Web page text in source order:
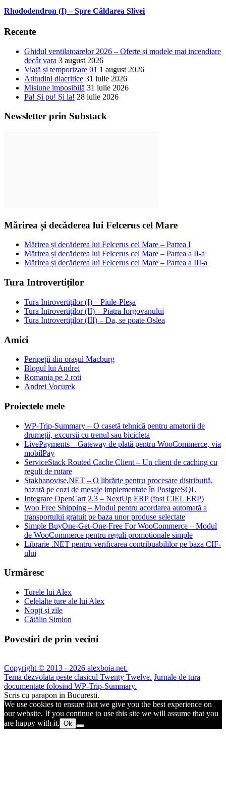
Rhododendron (I) – Spre Căldarea Slivei
Recente
Ghidul ventilatoarelor 2026 – Oferte și modele mai incendiare
decât vara 3 august 2026
Viață și temporizare 01 1 august 2026
Atitudini diacritice 31 iulie 2026
Misiune imposibilă 31 iulie 2026
Pa! Și pu! Și la! 28 iulie 2026
Newsletter prin Substack
Mărirea și decăderea lui Felcerus cel Mare
Mărirea și decăderea lui Felcerus cel Mare – Partea I
Mărirea și decăderea lui Felcerus cel Mare – Partea a II-a
Mărirea și decăderea lui Felcerus cel Mare – Partea a III-a
Tura Introvertiților
Tura Introvertiților (I) – Piule-Pleșa
Tura Introvertiților (II) – Piatra Iorgovanului
Tura Introvertiților (III) – Da, se poate Oslea
Amici
Peripeții din orașul Macburg
Blogul lui Andrei
Romania pe 2 roti
Andrei Vocurek
Proiectele mele
WP-Trip-Summary – O casetă tehnică pentru amatorii de
drumeții, excursii cu trenul sau bicicleta
LivePayments – Gateway de plată pentru WooCommerce, via
mobilPay
ServiceStack Routed Cache Client – Un client de caching cu
reguli de rutare
Stakhanovise.NET – O librărie pentru procesare distribuită,
bazată pe cozi de mesaje implementate în PostgreSQL
Integrare OpenCart 2.3 – NextUp ERP (fost CIEL ERP)
Woo Free Shipping – Modul pentru acordarea automată a
transportului gratuit pe baza unor produse selectate
Simple BuyOne-Get-One-Free For WooCommerce – Modul
de WooCommerce pentru reguli promotionale simple
Librarie .NET pentru verificarea contribuabililor pe baza CIF-
ului
Urmăresc
Turele lui Alex
Celelalte ture ale lui Alex
Nopți și zile
Cătălin Simion
Povestiri de prin vecini
Copyright © 2013 - 2026 alexboia.net.
Tema dezvolata peste clasicul Twenty Twelve. Jurnale de tura
documentate folosind WP-Trip-Summary.
Scris cu parapon in Bucuresti.
We use cookies to ensure that we give you the best experience on
our website. If you continue to use this site we will assume that you
are happy with it. Ok